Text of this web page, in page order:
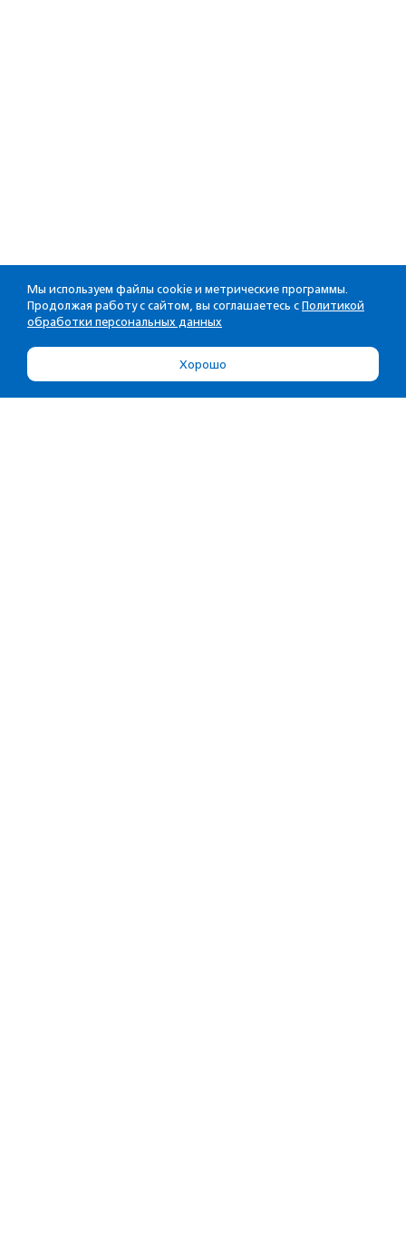
Мы используем файлы cookie и метрические программы.
Продолжая работу с сайтом, вы соглашаетесь с Политикой
обработки персональных данных
Хорошо